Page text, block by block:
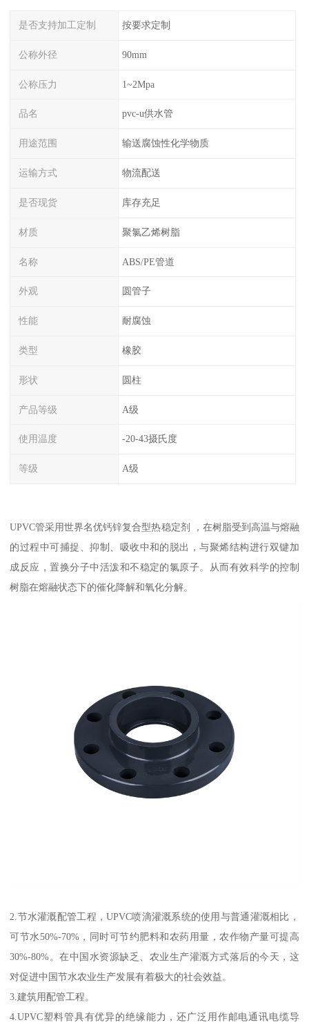
是否支持加工定制 按要求定制
公称外径 90mm
公称压力 1~2Mpa
品名 pvc-u供水管
用途范围 输送腐蚀性化学物质
运输方式 物流配送
是否现货 库存充足
材质 聚氯乙烯树脂
名称 ABS/PE管道
外观 圆管子
性能 耐腐蚀
类型 橡胶
形状 圆柱
产品等级 A级
使用温度 -20-43摄氏度
等级 A级
UPVC管采用世界名优钙锌复合型热稳定剂 ，在树脂受到高温与熔融
的过程中可捕捉、抑制、吸收中和的脱出，与聚烯结构进行双键加
成反应，置换分子中活泼和不稳定的氯原子。从而有效科学的控制
树脂在熔融状态下的催化降解和氧化分解。
2.节水灌溉配管工程，UPVC喷滴灌溉系统的使用与普通灌溉相比，
可节水50%-70%，同时可节约肥料和农药用量，农作物产量可提高
30%-80%。在中国水资源缺乏、农业生产灌溉方式落后的今天，这
对促进中国节水农业生产发展有着极大的社会效益。
3.建筑用配管工程。
4.UPVC塑料管具有优异的绝缘能力，还广泛用作邮电通讯电缆导